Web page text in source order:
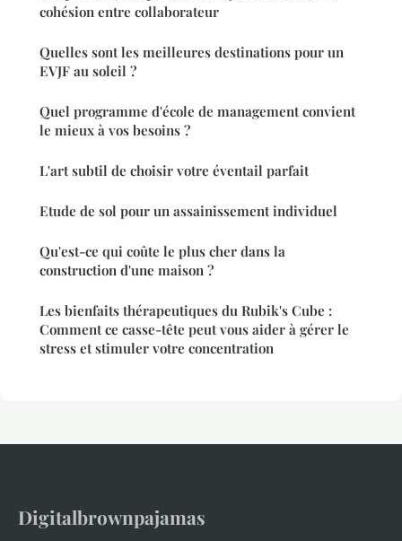
cohésion entre collaborateur
Quelles sont les meilleures destinations pour un
EVJF au soleil ?
Quel programme d'école de management convient
le mieux à vos besoins ?
L'art subtil de choisir votre éventail parfait
Etude de sol pour un assainissement individuel
Qu'est-ce qui coûte le plus cher dans la
construction d'une maison ?
Les bienfaits thérapeutiques du Rubik's Cube :
Comment ce casse-tête peut vous aider à gérer le
stress et stimuler votre concentration
Digitalbrownpajamas